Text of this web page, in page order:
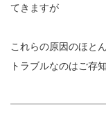
てきますが
これらの原因のほとん
トラブルなのはご存